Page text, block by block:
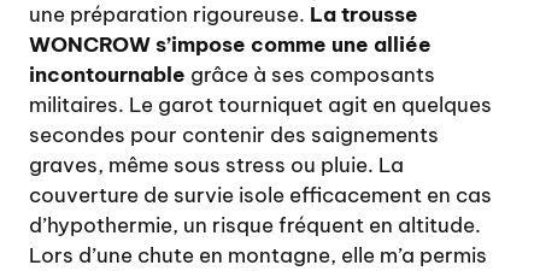
une préparation rigoureuse. La trousse
WONCROW s’impose comme une alliée
incontournable grâce à ses composants
militaires. Le garot tourniquet agit en quelques
secondes pour contenir des saignements
graves, même sous stress ou pluie. La
couverture de survie isole efficacement en cas
d’hypothermie, un risque fréquent en altitude.
Lors d’une chute en montagne, elle m’a permis